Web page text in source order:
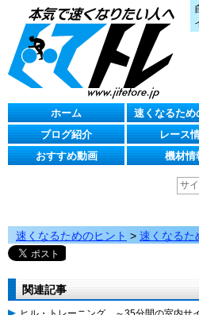
ホーム
速くなるため
ブログ紹介
レース
おすすめ動画
機材情
速くなるためのヒント > 速くなるた
関連記事